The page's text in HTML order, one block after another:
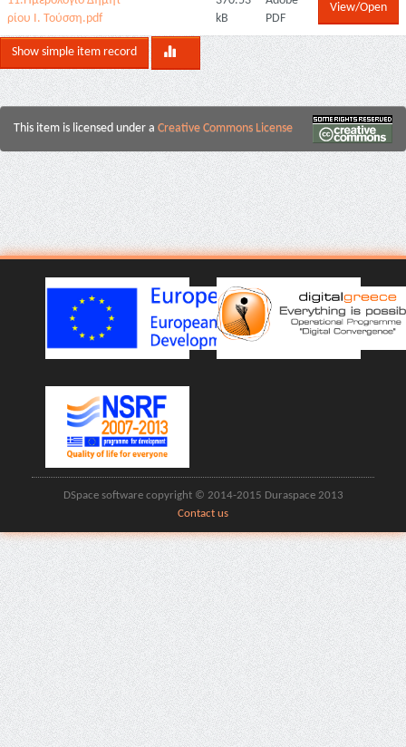
ρίου Ι. Τούσση.pdf
kB
PDF
View/Open
Show simple item record
This item is licensed under a Creative Commons License
DSpace software copyright © 2014-2015 Duraspace 2013
Contact us